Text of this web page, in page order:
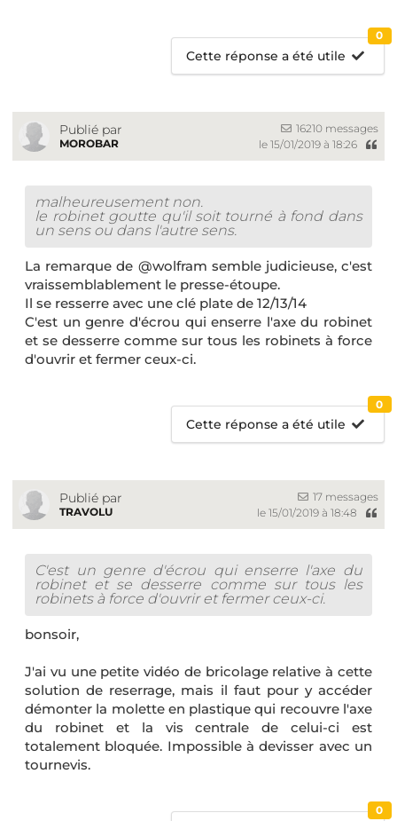
Cette réponse a été utile
0
Publié par
MOROBAR
16210 messages
le 15/01/2019 à 18:26
malheureusement non.
le robinet goutte qu'il soit tourné à fond dans
un sens ou dans l'autre sens.
La remarque de @wolfram semble judicieuse, c'est
vraissemblablement le presse-étoupe.
Il se resserre avec une clé plate de 12/13/14
C'est un genre d'écrou qui enserre l'axe du robinet
et se desserre comme sur tous les robinets à force
d'ouvrir et fermer ceux-ci.
Cette réponse a été utile
0
Publié par
TRAVOLU
17 messages
le 15/01/2019 à 18:48
C'est un genre d'écrou qui enserre l'axe du
robinet et se desserre comme sur tous les
robinets à force d'ouvrir et fermer ceux-ci.
bonsoir,
J'ai vu une petite vidéo de bricolage relative à cette
solution de reserrage, mais il faut pour y accéder
démonter la molette en plastique qui recouvre l'axe
du robinet et la vis centrale de celui-ci est
totalement bloquée. Impossible à devisser avec un
tournevis.
0